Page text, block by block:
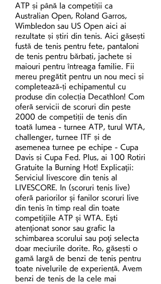
ATP și până la competiții ca
Australian Open, Roland Garros,
Wimbledon sau US Open aici ai
rezultate și știri din tenis. Aici găsești
fustă de tenis pentru fete, pantaloni
de tenis pentru bărbați, jachete și
maiouri pentru întreaga familie. Fii
mereu pregătit pentru un nou meci și
completează-ți echipamentul cu
produse din colecția Decathlon! Com
oferă servicii de scoruri din peste
2000 de competiții de tenis din
toată lumea - turnee ATP, turul WTA,
challenger, turnee ITF și de
asemenea turnee pe echipe - Cupa
Davis și Cupa Fed. Plus, ai 100 Rotiri
Gratuite la Burning Hot! Explicaţii:
Serviciul livescore din tenis al
LIVESCORE. In (scoruri tenis live)
oferă pariorilor şi fanilor scoruri live
din tenis în timp real din toate
competiţiile ATP şi WTA. Eşti
atenţionat sonor sau grafic la
schimbarea scorului sau poţi selecta
doar meciurile dorite. Ro, găsești o
gamă largă de benzi de tenis pentru
toate nivelurile de experiență. Avem
benzi de tenis de la cele mai